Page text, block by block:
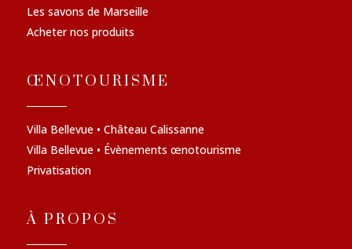
Les savons de Marseille
Acheter nos produits
ŒNOTOURISME
Villa Bellevue • Château Calissanne
Villa Bellevue • Évènements œnotourisme
Privatisation
À PROPOS